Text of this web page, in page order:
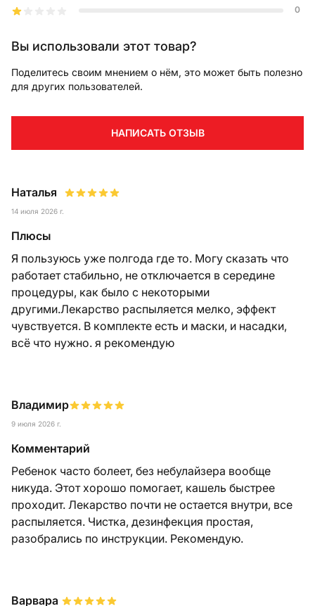
Наталья
14 июля 2026 г.
Плюсы
Я пользуюсь уже полгода где то. Могу сказать что
работает стабильно, не отключается в середине
процедуры, как было с некоторыми
другими.Лекарство распыляется мелко, эффект
чувствуется. В комплекте есть и маски, и насадки,
всё что нужно. я рекомендую
Владимир
9 июля 2026 г.
Комментарий
Ребенок часто болеет, без небулайзера вообще
никуда. Этот хорошо помогает, кашель быстрее
проходит. Лекарство почти не остается внутри, все
распыляется. Чистка, дезинфекция простая,
разобрались по инструкции. Рекомендую.
Варвара
0
Вы использовали этот товар?
Поделитесь своим мнением о нём, это может быть полезно
для других пользователей.
НАПИСАТЬ ОТЗЫВ